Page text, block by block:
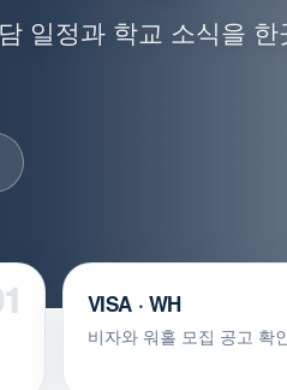
일정과 학교 소식을 한
VISA · WH
비자와 워홀 모집 공고 확